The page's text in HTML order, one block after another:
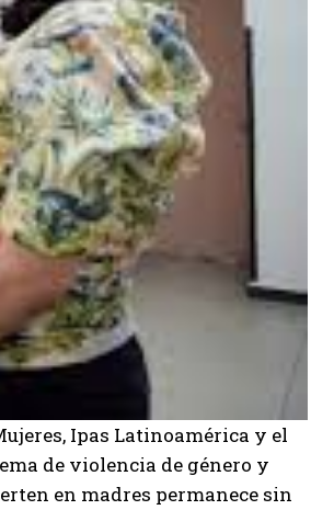
Ipas Latinoamérica y el
de violencia de género y
en madres permanece sin